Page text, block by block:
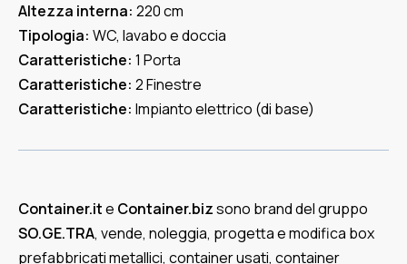
Altezza interna: 220 cm
Tipologia: WC, lavabo e doccia
Caratteristiche: 1 Porta
Caratteristiche: 2 Finestre
Caratteristiche: Impianto elettrico (di base)
Container.ite Container.bizsono brand del gruppo
SO.GE.TRA, vende, noleggia, progetta e modifica box
prefabbricati metallici, container usati, container